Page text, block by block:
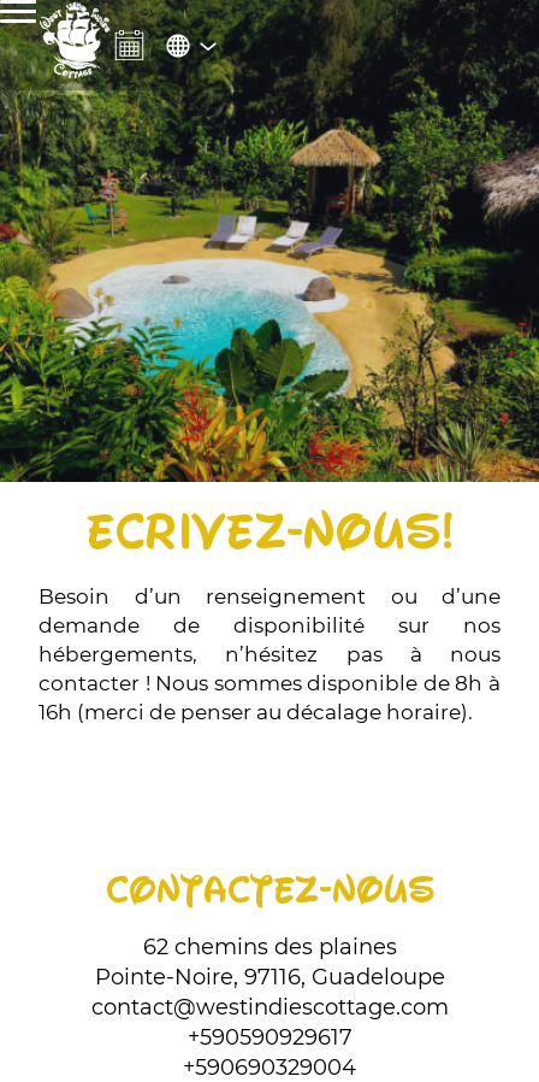
ÉCRIVEZ-NOUS!
Besoin d’un renseignement ou d’une
demande de disponibilité sur nos
hébergements, n’hésitez pas à nous
contacter ! Nous sommes disponible de 8h à
16h (merci de penser au décalage horaire).
CONTACTEZ-NOUS
62 chemins des plaines
Pointe-Noire, 97116, Guadeloupe
contact@westindiescottage.com
+590590929617
+590690329004